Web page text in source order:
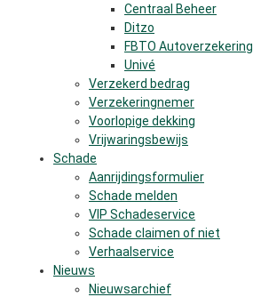
Centraal Beheer
Ditzo
FBTO Autoverzekering
Univé
Verzekerd bedrag
Verzekeringnemer
Voorlopige dekking
Vrijwaringsbewijs
Schade
Aanrijdingsformulier
Schade melden
VIP Schadeservice
Schade claimen of niet
Verhaalservice
Nieuws
Nieuwsarchief